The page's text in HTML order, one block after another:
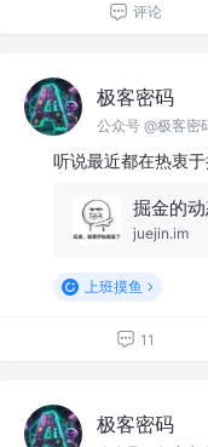
评论
极客密码
公众号 @极客密
听说最近都在热衷
掘金的
juejin.im
上班摸鱼
11
极客密码